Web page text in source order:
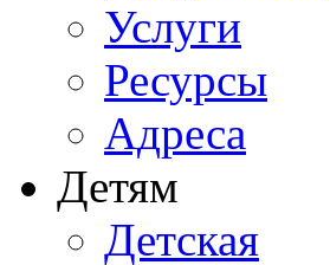
Услуги
Ресурсы
Адреса
Детям
Детская